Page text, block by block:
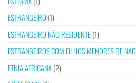
ESTRANGEIRO (1)
ESTRANGEIRO NÃO RESIDENTE(1)
ESTRANGEIROS COM FILHOS MENORES DE
ETNIA AFRICANA(2)